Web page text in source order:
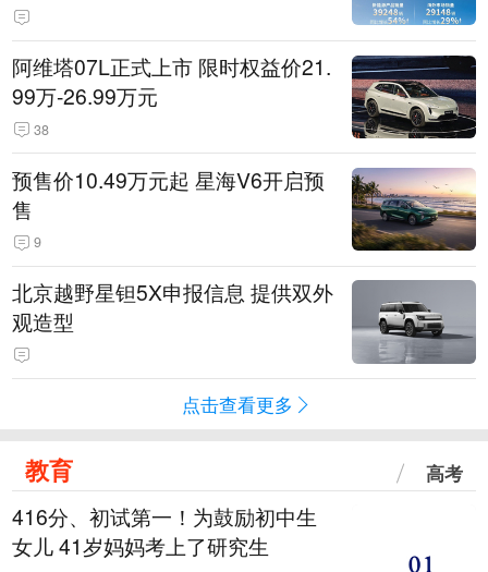
阿维塔07L正式上市 限时权益价21.
99万-26.99万元
38
预售价10.49万元起 星海V6开启预
售
9
北京越野星钽5X申报信息 提供双外
观造型
点击查看更多
教育 高考
416分、初试第一！为鼓励初中生
女儿 41岁妈妈考上了研究生